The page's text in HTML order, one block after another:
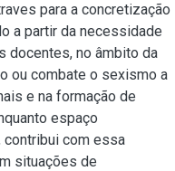
para a concretização
a partir da necessidade
docentes, no âmbito da
ou combate o sexismo a
e na formação de
espaço
com essa
situações de